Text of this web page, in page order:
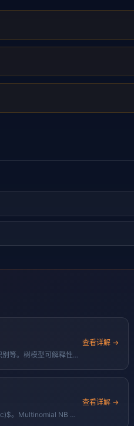
等。树模型可解释性
查看详解 →
。Multinomial NB 配
查看详解 →